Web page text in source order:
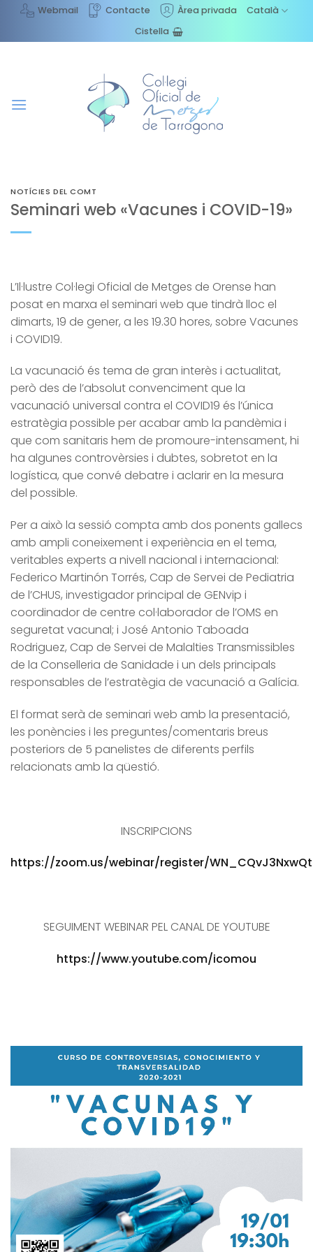
content
Webmail Contacte Àrea privada
Català
Cistella
NOTÍCIES DEL COMT
Seminari web «Vacunes i COVID-19»
L’Il·lustre Col·legi Oficial de Metges de Orense han
posat en marxa el seminari web que tindrà lloc el
dimarts, 19 de gener, a les 19.30 hores, sobre Vacunes
i COVID19.
La vacunació és tema de gran interès i actualitat,
però des de l’absolut convenciment que la
vacunació universal contra el COVID19 és l’única
estratègia possible per acabar amb la pandèmia i
que com sanitaris hem de promoure-intensament, hi
ha algunes controvèrsies i dubtes, sobretot en la
logística, que convé debatre i aclarir en la mesura
del possible.
Per a això la sessió compta amb dos ponents gallecs
amb ampli coneixement i experiència en el tema,
veritables experts a nivell nacional i internacional:
Federico Martinón Torrés, Cap de Servei de Pediatria
de l’CHUS, investigador principal de GENvip i
coordinador de centre col·laborador de l’OMS en
seguretat vacunal; i José Antonio Taboada
Rodriguez, Cap de Servei de Malalties Transmissibles
de la Conselleria de Sanidade i un dels principals
responsables de l’estratègia de vacunació a Galícia.
El format serà de seminari web amb la presentació,
les ponències i les preguntes/comentaris breus
posteriors de 5 panelistes de diferents perfils
relacionats amb la qüestió.
INSCRIPCIONS
https://zoom.us/webinar/register/
SEGUIMENT WEBINAR PEL CANAL DE YOUTUBE
https://www.youtube.com/icomou